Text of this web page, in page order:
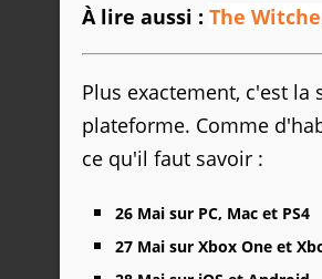
À lire aussi : The
Plus exactement, c'est
plateforme. Comme
ce qu'il faut savoir :
26 Mai sur PC, Mac et PS4
27 Mai sur Xbox One et